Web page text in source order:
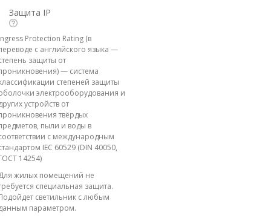
Защита IP
Protection Rating (в
с английского языка —
защиты от
— система
степеней защиты
электрооборудования и
устройств от
твёрдых
пыли и воды в
с международным
IEC 60529 (DIN 40050,
14254)
жилых помещений не
специальная защита.
светильник с любым
параметром.